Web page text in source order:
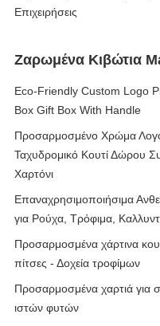
Επιχειρήσεις
Ζαρωμένα Κιβώτια
Eco-Friendly Custom Logo
Box Gift Box With Handle
Προσαρμοσμένο Χρώμα
Ταχυδρομικό Κουτί Δώρου
Χαρτόνι
Επαναχρησιμοποιήσιμα
για Ρούχα, Τρόφιμα,
Προσαρμοσμένα χάρτινα
πίτσες - Δοχεία τροφίμων
Προσαρμοσμένα χαρτιά για
ιστών φυτών